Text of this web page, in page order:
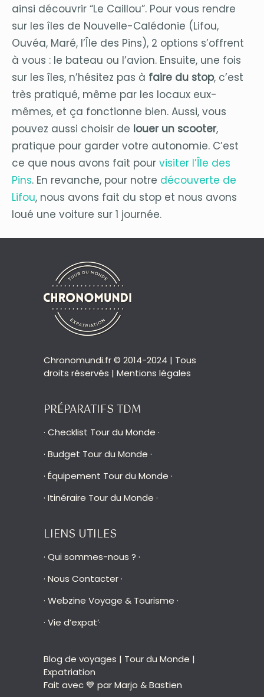
ainsi découvrir “Le Caillou”. Pour vous rendre
sur les îles de Nouvelle-Calédonie (Lifou,
Ouvéa, Maré, l’Île des Pins), 2 options s’offrent
à vous : le bateau ou l’avion. Ensuite, une fois
sur les îles, n’hésitez pas à faire du stop, c’est
très pratiqué, même par les locaux eux-
mêmes, et ça fonctionne bien. Aussi, vous
pouvez aussi choisir de louer un scooter,
pratique pour garder votre autonomie. C’est
ce que nous avons fait pour visiter l’Île des
Pins. En revanche, pour notre découverte de
Lifou, nous avons fait du stop et nous avons
loué une voiture sur 1 journée.
Chronomundi.fr © 2014-2024 | Tous
droits réservés | Mentions légales
PRÉPARATIFS TDM
· Checklist Tour du Monde ·
· Budget Tour du Monde ·
· Équipement Tour du Monde ·
· Itinéraire Tour du Monde ·
LIENS UTILES
· Qui sommes-nous ? ·
· Nous Contacter·
· Webzine Voyage & Tourisme ·
· Vie d’expat’·
Blog de voyages | Tour du Monde |
Expatriation
Fait avec 💙 par Marjo & Bastien